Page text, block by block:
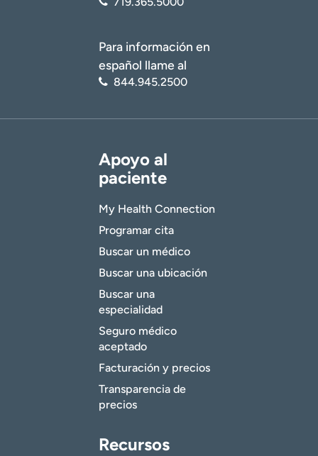
Para información en
español llame al
844.945.2500
Apoyo al
paciente
My Health Connection
Programar cita
Buscar un médico
Buscar una ubicación
Buscar una
especialidad
Seguro médico
aceptado
Facturación y precios
Transparencia de
precios
Recursos